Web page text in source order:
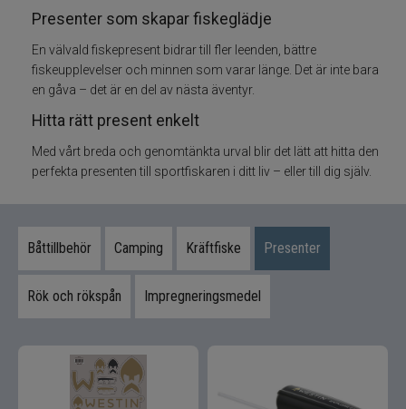
Knivar
Lim
Elektronik
Rullvård
Markörer
Doftmedel och färger
Övrigt
Presenter som skapar fiskeglädje
En välvald fiskepresent bidrar till fler leenden, bättre
fiskeupplevelser och minnen som varar länge. Det är inte bara
en gåva – det är en del av nästa äventyr.
Hitta rätt present enkelt
Med vårt breda och genomtänkta urval blir det lätt att hitta den
perfekta presenten till sportfiskaren i ditt liv – eller till dig själv.
Båttillbehör Camping Kräftfiske Presenter
Rök och rökspån Impregneringsmedel